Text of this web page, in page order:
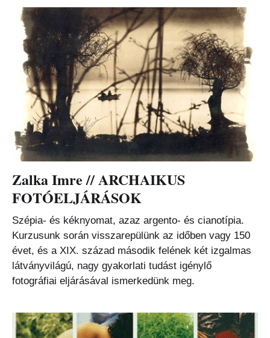
Zalka Imre // ARCHAIKUS
FOTÓELJÁRÁSOK
Szépia- és kéknyomat, azaz argento- és cianotípia.
Kurzusunk során visszarepülünk az időben vagy 150
évet, és a XIX. század második felének két izgalmas
látványvilágú, nagy gyakorlati tudást igénylő
fotográfiai eljárásával ismerkedünk meg.